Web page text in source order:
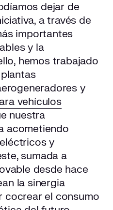
dejar de
a través de
importantes
y la
hemos trabajado
y
vehículos
nuestra
acometiendo
y
sumada a
desde hace
la sinergia
cocrear el consumo